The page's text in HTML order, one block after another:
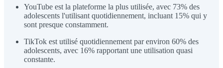
YouTube est la plateforme la plus utilisée, avec 73% des
adolescents l'utilisant quotidiennement, incluant 15% qui y
sont presque constamment.
TikTok est utilisé quotidiennement par environ 60% des
adolescents, avec 16% rapportant une utilisation quasi
constante.